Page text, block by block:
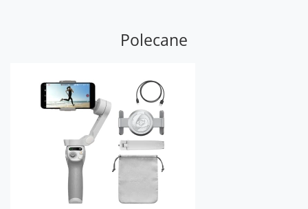
Polecane